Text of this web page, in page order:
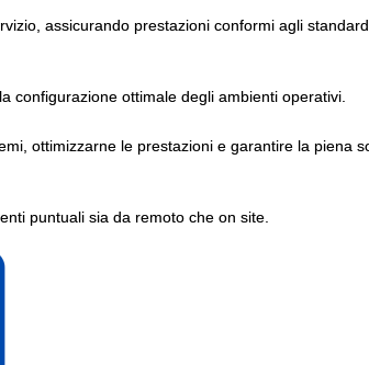
assicurando prestazioni conformi agli
configurazione ottimale degli ambienti operativi.
ottimizzarne le prestazioni e garantire la piena
puntuali sia da remoto che on site.